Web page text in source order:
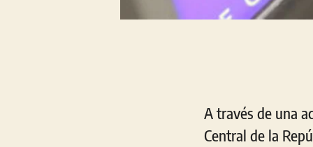
A través de una
Central de la